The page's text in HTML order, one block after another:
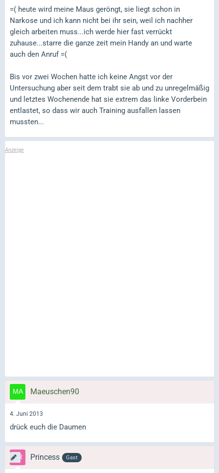
=( heute wird meine Maus geröngt, sie liegt schon in
Narkose und ich kann nicht bei ihr sein, weil ich nachher
gleich arbeiten muss...ich werde hier fast verrückt
zuhause...starre die ganze zeit mein Handy an und warte
auch den Anruf =(
Bis vor zwei Wochen hatte ich keine Angst vor der
Untersuchung aber seit dem trabt sie ab und zu unregelmäßig
und letztes Wochenende hat sie extrem das linke Vorderbein
entlastet, so dass wir auch Training ausfallen lassen
mussten...
Maeuschen90
4. Juni 2013
drück euch die Daumen
Princess Gast